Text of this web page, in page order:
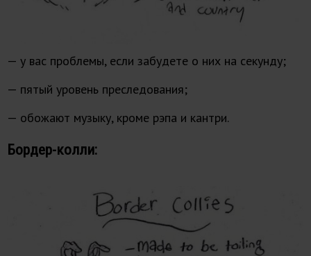
— у вас проблемы, если забудете о них на секунду;
— пятый уровень преследования;
— обожают музыку, кроме рэпа и кантри.
Бордер-колли: